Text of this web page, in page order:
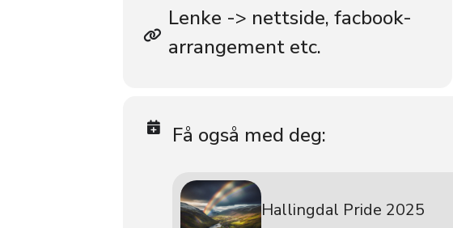
Lenke -> nettside, facbook-
arrangement etc.
Få også med deg:
Hallingdal Pride 2025